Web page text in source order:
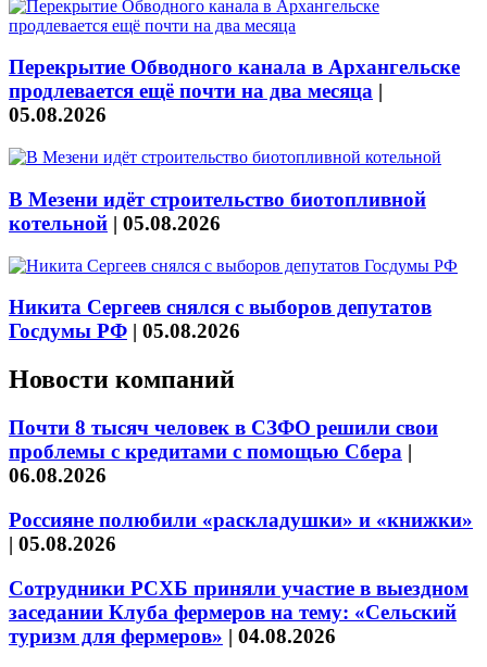
Перекрытие Обводного канала в Архангельске
продлевается ещё почти на два месяца |
05.08.2026
В Мезени идёт строительство биотопливной
котельной | 05.08.2026
Никита Сергеев снялся с выборов депутатов
Госдумы РФ | 05.08.2026
Новости компаний
Почти 8 тысяч человек в СЗФО решили свои
проблемы с кредитами с помощью Сбера |
06.08.2026
Россияне полюбили «раскладушки» и «книжки»
| 05.08.2026
Сотрудники РСХБ приняли участие в выездном
заседании Клуба фермеров на тему: «Сельский
туризм для фермеров» | 04.08.2026